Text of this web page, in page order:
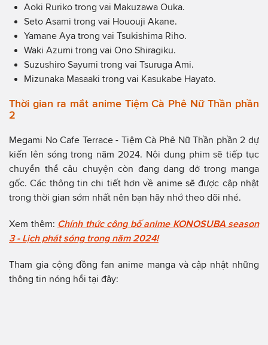
Aoki Ruriko trong vai Makuzawa Ouka.
Seto Asami trong vai Hououji Akane.
Yamane Aya trong vai Tsukishima Riho.
Waki Azumi trong vai Ono Shiragiku.
Suzushiro Sayumi trong vai Tsuruga Ami.
Mizunaka Masaaki trong vai Kasukabe Hayato.
Thời gian ra mắt anime Tiệm Cà Phê Nữ Thần phần
2
Megami No Cafe Terrace - Tiệm Cà Phê Nữ Thần phần 2 dự
kiến lên sóng trong năm 2024. Nội dung phim sẽ tiếp tục
chuyển thể câu chuyện còn đang dang dở trong manga
gốc. Các thông tin chi tiết hơn về anime sẽ được cập nhật
trong thời gian sớm nhất nên bạn hãy nhớ theo dõi nhé.
Xem thêm: Chính thức công bố anime KONOSUBA season
3 - Lịch phát sóng trong năm 2024!
Tham gia cộng đồng fan anime manga và cập nhật những
thông tin nóng hổi tại đây: